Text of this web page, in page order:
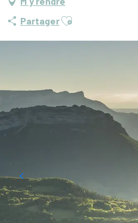
PartagerAjouter aux favoris